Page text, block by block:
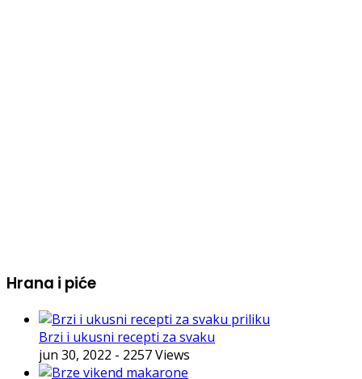
Hrana i piće
Brzi i ukusni recepti za svaku
jun 30, 2022 - 2257 Views